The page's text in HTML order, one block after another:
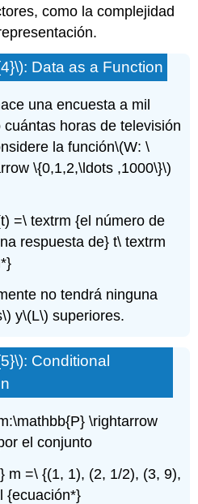
como la complejidad
: Data as a Function
una encuesta a mil
horas de televisión
la función\(W: \
\{0,1,2,\ldots ,1000\}\)
=\ textrm {el número de
respuesta de} t\ textrm
no tendrá ninguna
y\(L\) superiores.
: Conditional
\rightarrow
el conjunto
m =\ {(1, 1), (2, 1/2), (3, 9),
{ecuación*}